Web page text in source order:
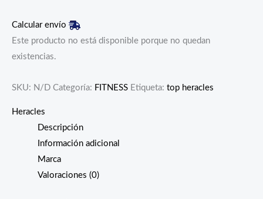
Calcular envío
Este producto no está disponible porque no quedan
existencias.
SKU: N/D Categoría: FITNESS Etiqueta: top heracles
Heracles
Descripción
Información adicional
Marca
Valoraciones (0)